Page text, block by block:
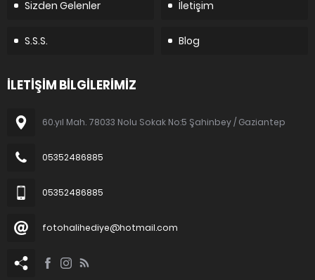
Sizden Gelenler İletişim
S.S.S. Blog
İLETİŞİM BİLGİLERİMİZ
60.yıl Mah. 78033 Nolu Sokak No:5 Şahinbey / Gaziantep
05352486885
05352486885
fotohalihediye@hotmail.com